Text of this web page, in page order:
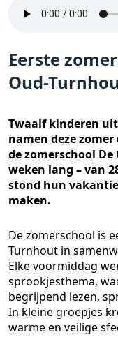
Eerste
Oud-
Twaalf kinderen
namen deze
de zomerschool
weken lang – van
stond hun
maken.
De zomerschool is
Turnhout in
Elke voormiddag
sprookjesthema,
begrijpend lezen,
In kleine groepjes
warme en veilige